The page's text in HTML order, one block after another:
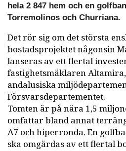
hela 2 847 hem och en
Torremolinos och Churriana.
Det rör sig om det största
bostadsprojektet någonsin
lanseras av ett flertal
fastighetsmäklaren
andalusiska
Försvarsdepartementet.
Tomten är på nära 1,5
omfattar bland annat
A7 och hiperronda. En
ska omgärdas av ett flertal